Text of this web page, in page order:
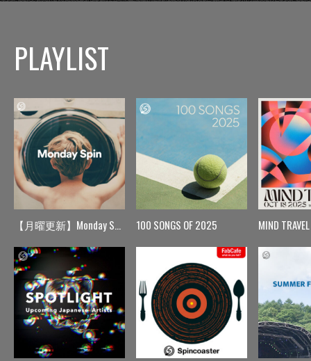
PLAYLIST
【月曜更新】Monday Spin 100 SONGS OF 2025 MIND TRAVEL